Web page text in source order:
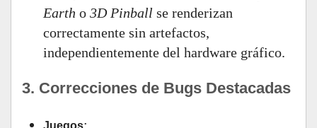
Earth o 3D Pinball se renderizan
correctamente sin artefactos,
independientemente del hardware gráfico.
3. Correcciones de Bugs Destacadas
Juegos: